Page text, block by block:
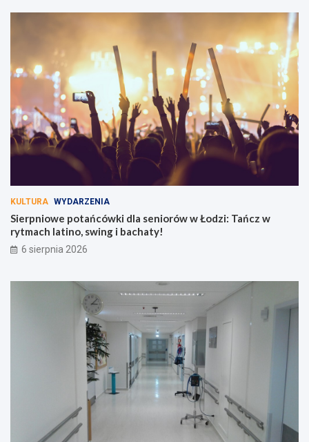
KULTURA WYDARZENIA
Sierpniowe potańcówki dla seniorów w Łodzi: Tańcz w
rytmach latino, swing i bachaty!
6 sierpnia 2026